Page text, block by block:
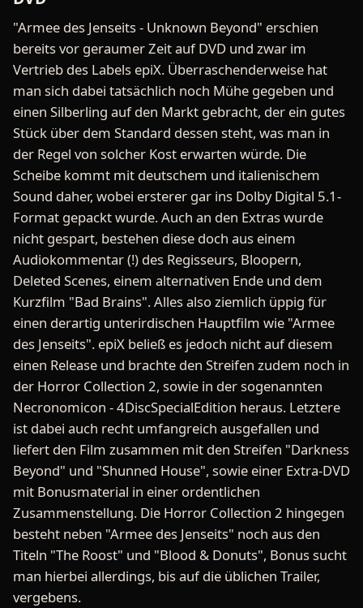
"Armee des Jenseits - Unknown Beyond" erschien
bereits vor geraumer Zeit auf DVD und zwar im
Vertrieb des Labels epiX. Überraschenderweise hat
man sich dabei tatsächlich noch Mühe gegeben und
einen Silberling auf den Markt gebracht, der ein gutes
Stück über dem Standard dessen steht, was man in
der Regel von solcher Kost erwarten würde. Die
Scheibe kommt mit deutschem und italienischem
Sound daher, wobei ersterer gar ins Dolby Digital 5.1-
Format gepackt wurde. Auch an den Extras wurde
nicht gespart, bestehen diese doch aus einem
Audiokommentar (!) des Regisseurs, Bloopern,
Deleted Scenes, einem alternativen Ende und dem
Kurzfilm "Bad Brains". Alles also ziemlich üppig für
einen derartig unterirdischen Hauptfilm wie "Armee
des Jenseits". epiX beließ es jedoch nicht auf diesem
einen Release und brachte den Streifen zudem noch in
der Horror Collection 2, sowie in der sogenannten
Necronomicon - 4DiscSpecialEdition heraus. Letztere
ist dabei auch recht umfangreich ausgefallen und
liefert den Film zusammen mit den Streifen "Darkness
Beyond" und "Shunned House", sowie einer Extra-DVD
mit Bonusmaterial in einer ordentlichen
Zusammenstellung. Die Horror Collection 2 hingegen
besteht neben "Armee des Jenseits" noch aus den
Titeln "The Roost" und "Blood & Donuts", Bonus sucht
man hierbei allerdings, bis auf die üblichen Trailer,
vergebens.